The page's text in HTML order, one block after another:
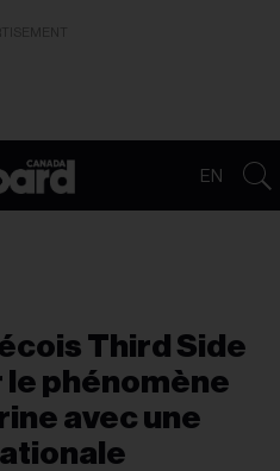
EN
Third Side
le phénomène
avec une